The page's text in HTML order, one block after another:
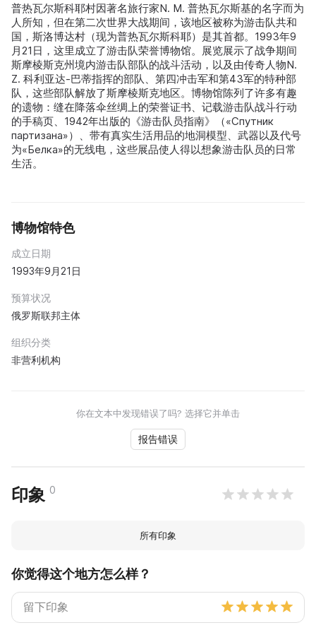
普热瓦尔斯科耶村因著名旅行家N. M. 普热瓦尔斯基的名字而为
人所知，但在第二次世界大战期间，该地区被称为游击队共和
国，斯洛博达村（现为普热瓦尔斯科耶）是其首都。1993年9
月21日，这里成立了游击队荣誉博物馆。展览展示了战争期间
斯摩棱斯克州境内游击队部队的战斗活动，以及由传奇人物N.
Z. 科利亚达-巴蒂指挥的部队、第四冲击军和第43军的特种部
队，这些部队解放了斯摩棱斯克地区。博物馆陈列了许多有趣
的遗物：缝在降落伞丝绸上的荣誉证书、记载游击队战斗行动
的手稿页、1942年出版的《游击队员指南》（«Спутник
партизана»）、带有真实生活用品的地洞模型、武器以及代号
为«Белка»的无线电，这些展品使人得以想象游击队员的日常
生活。
博物馆特色
成立日期
1993年9月21日
预算状况
俄罗斯联邦主体
组织分类
非营利机构
你在文本中发现错误了吗? 选择它并单击
报告错误
印象 0
所有印象
你觉得这个地方怎么样？